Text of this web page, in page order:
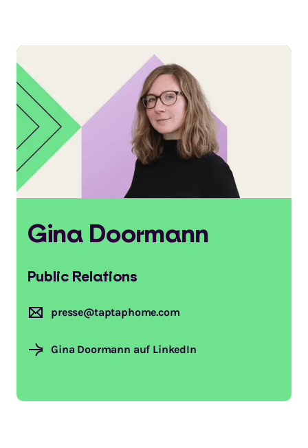
Gina Doormann
Public Relations
presse@taptaphome.com
Gina Doormann auf LinkedIn